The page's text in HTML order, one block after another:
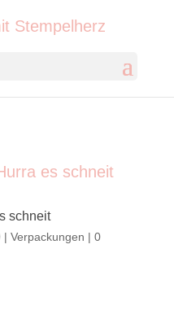
schneit
| Verpackungen | 0